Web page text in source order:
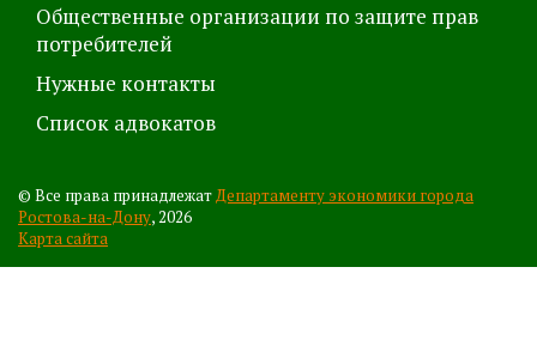
Общественные организации по защите прав
потребителей
Нужные контакты
Список адвокатов
© Все права принадлежатДепартаменту экономики города
Ростова-на-Дону, 2026
Карта сайта